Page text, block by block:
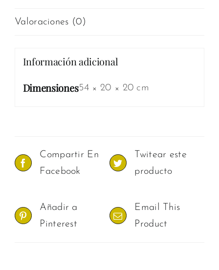
Valoraciones (0)
Información adicional
Dimensiones54 × 20 × 20 cm
Compartir En
Facebook
Twitear este
producto
Añadir a
Pinterest
Email This
Product